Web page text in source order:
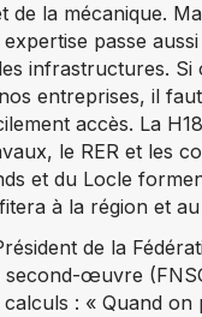
de la mécanique.
passe
infrastructures. Si
entreprises, il
accès. La
le RER et les
et du Locle
à la région et
de la
second-œuvre
: « Quand on